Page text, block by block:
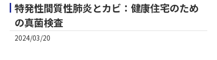
特発性間質性肺炎とカビ：健康住宅のため
の真菌検査
2024/03/20